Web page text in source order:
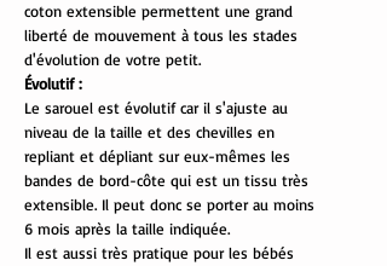
coton extensible permettent une grand
liberté de mouvement à tous les stades
d'évolution de votre petit.
Évolutif :
Le sarouel est évolutif car il s'ajuste au
niveau de la taille et des chevilles en
repliant et dépliant sur eux-mêmes les
bandes de bord-côte qui est un tissu très
extensible. Il peut donc se porter au moins
6 mois après la taille indiquée.
Il est aussi très pratique pour les bébés